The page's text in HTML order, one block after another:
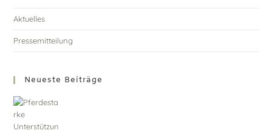
Aktuelles
Pressemitteilung
Neueste Beiträge